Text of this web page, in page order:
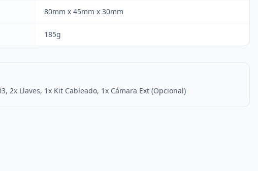
80mm x 45mm x 30mm
185g
2x Llaves, 1x Kit Cableado, 1x Cámara Ext (Opcional)